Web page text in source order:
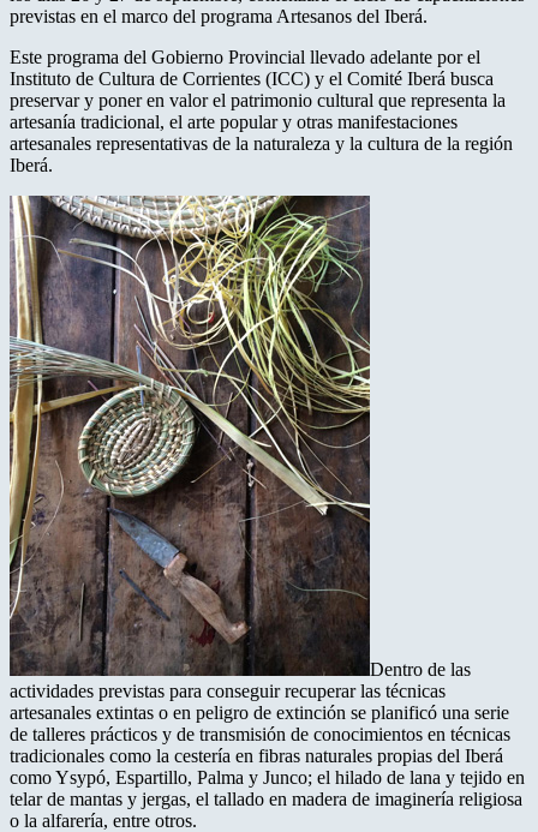
previstas en el marco del programa Artesanos del Iberá.
Este programa del Gobierno Provincial llevado adelante por el
Instituto de Cultura de Corrientes (ICC) y el Comité Iberá busca
preservar y poner en valor el patrimonio cultural que representa la
artesanía tradicional, el arte popular y otras manifestaciones
artesanales representativas de la naturaleza y la cultura de la región
Iberá.
Dentro de las
actividades previstas para conseguir recuperar las técnicas
artesanales extintas o en peligro de extinción se planificó una serie
de talleres prácticos y de transmisión de conocimientos en técnicas
tradicionales como la cestería en fibras naturales propias del Iberá
como Ysypó, Espartillo, Palma y Junco; el hilado de lana y tejido en
telar de mantas y jergas, el tallado en madera de imaginería religiosa
o la alfarería, entre otros.